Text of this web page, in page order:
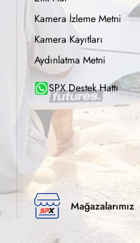
Kamera İzleme Metni
Kamera Kayıtları
Aydınlatma Metni
SPX Destek Hattı
Mağazalarımız